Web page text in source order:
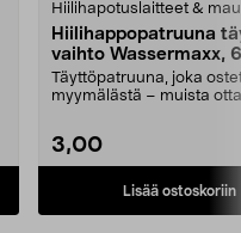
Hiilihapotuslaitteet &
Hiilihappopatruuna
vaihto Wassermaxx,
Täyttöpatruuna, joka
myymälästä – muista
3,00
Lisää ostoskoriin